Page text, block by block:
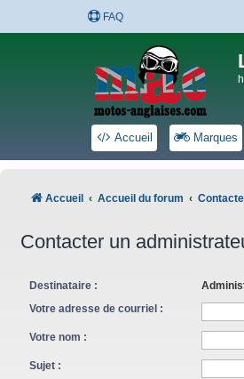
FAQ
Accueil Marques
Accueil Accueil du forum
Contacter un
Destinataire :
Votre adresse de courriel :
Votre nom :
Sujet :